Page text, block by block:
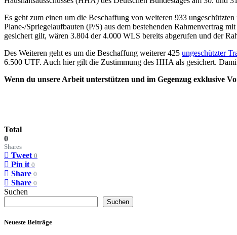
Es geht zum einen um die Beschaffung von weiteren 933 ungeschützten
Plane-/Spriegelaufbauten (P/S) aus dem bestehenden
gesichert gilt, wären 3.804 der 4.000 WLS bereits abgerufen und der
Des Weiteren geht es um die Beschaffung weiterer 425 ungeschützter
6.500 UTF. Auch hier gilt die Zustimmung des HHA als gesichert.
Wenn du unsere Arbeit unterstützen und im Gegenzug exklusive
Total
0
Shares
Tweet 0
Pin it 0
Share 0
Share 0
Suchen
Suchen
Neueste Beiträge